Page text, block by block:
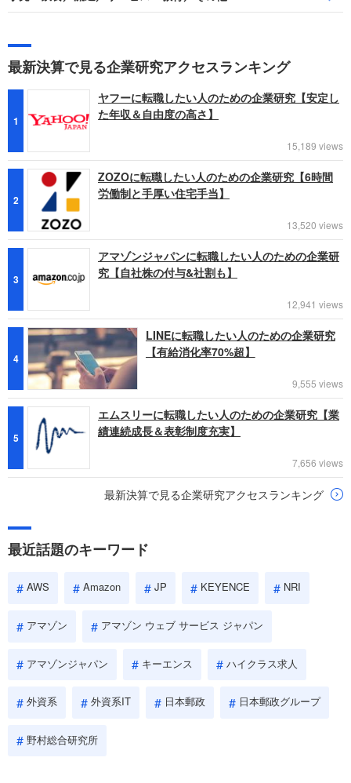
最新決算で見る企業研究アクセスランキング
1
ヤフーに転職したい人のための企業研究【安定し
た年収＆自由度の高さ】
15,189 views
2
ZOZOに転職したい人のための企業研究【6時間
労働制と手厚い住宅手当】
13,520 views
3
アマゾンジャパンに転職したい人のための企業研
究【自社株の付与&社割も】
12,941 views
4
LINEに転職したい人のための企業研究
【有給消化率70%超】
9,555 views
5
エムスリーに転職したい人のための企業研究【業
績連続成長＆表彰制度充実】
7,656 views
最新決算で見る企業研究アクセスランキング
最近話題のキーワード
AWS Amazon JP KEYENCE NRI
アマゾン アマゾン ウェブ サービス ジャパン
アマゾンジャパン キーエンス ハイクラス求人
外資系 外資系IT 日本郵政 日本郵政グループ
野村総合研究所